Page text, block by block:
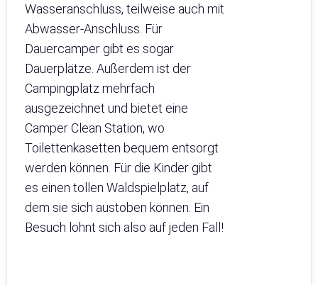
Wasseranschluss, teilweise auch mit
Abwasser-Anschluss. Für
Dauercamper gibt es sogar
Dauerplätze. Außerdem ist der
Campingplatz mehrfach
ausgezeichnet und bietet eine
Camper Clean Station, wo
Toilettenkasetten bequem entsorgt
werden können. Für die Kinder gibt
es einen tollen Waldspielplatz, auf
dem sie sich austoben können. Ein
Besuch lohnt sich also auf jeden Fall!